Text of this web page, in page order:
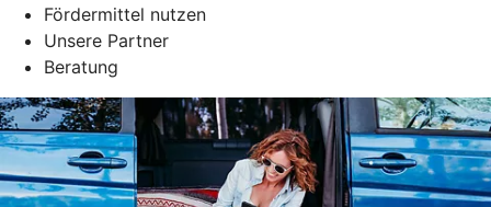
Fördermittel nutzen
Unsere Partner
Beratung